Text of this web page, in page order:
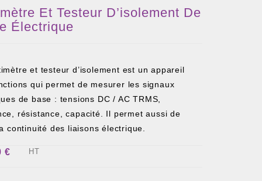
Et Testeur D’isolement De
Électrique
et testeur d’isolement est un appareil
qui permet de mesurer les signaux
de base : tensions DC / AC TRMS,
résistance, capacité. Il permet aussi de
continuité des liaisons électrique.
€ HT